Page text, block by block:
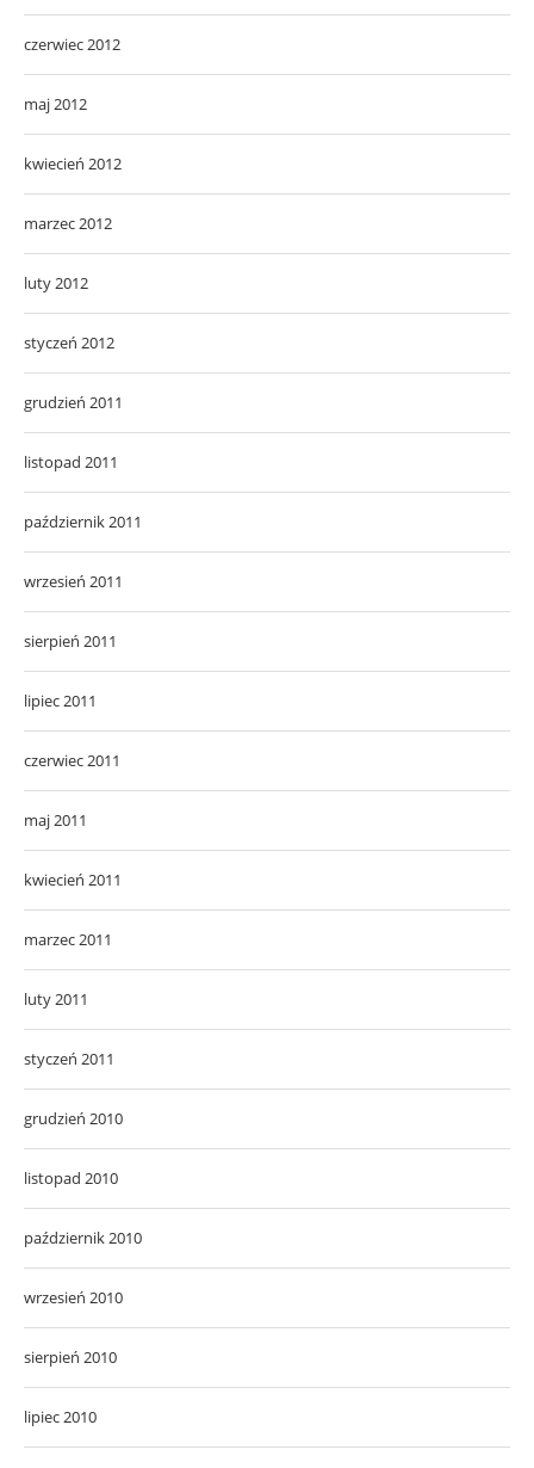
czerwiec 2012
maj 2012
kwiecień 2012
marzec 2012
luty 2012
styczeń 2012
grudzień 2011
listopad 2011
październik 2011
wrzesień 2011
sierpień 2011
lipiec 2011
czerwiec 2011
maj 2011
kwiecień 2011
marzec 2011
luty 2011
styczeń 2011
grudzień 2010
listopad 2010
październik 2010
wrzesień 2010
sierpień 2010
lipiec 2010